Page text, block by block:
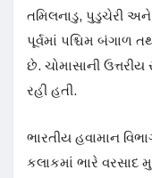
તમિલનાડુ, પુડુચેરી
પૂર્વમાં પશ્ચિમ બંગાળ
છે. ચોમાસાની
રહી હતી.
ભારતીય હવામાન
કલાકમાં ભારે વરસાદ